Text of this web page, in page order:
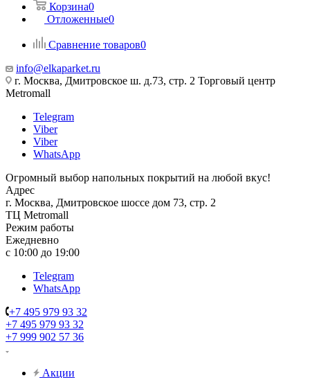
Корзина0
Отложенные0
Сравнение товаров0
info@elkaparket.ru
г. Москва, Дмитровское ш. д.73, стр. 2 Торговый центр
Metromall
Telegram
Viber
Viber
WhatsApp
Огромный выбор напольных покрытий на любой вкус!
Адрес
г. Москва, Дмитровское шоссе дом 73, стр. 2
ТЦ Metromall
Режим работы
Ежедневно
с 10:00 до 19:00
Telegram
WhatsApp
+7 495 979 93 32
+7 495 979 93 32
+7 999 902 57 36
Акции